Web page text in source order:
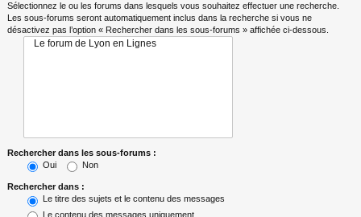
Sélectionnez le ou les forums dans lesquels vous souhaitez effectuer une recherche.
Les sous-forums seront automatiquement inclus dans la recherche si vous ne
désactivez pas l’option « Rechercher dans les sous-forums » affichée ci-dessous.
Rechercher dans les sous-forums :
Oui
Non
Rechercher dans :
Le titre des sujets et le contenu des messages
Le contenu des messages uniquement